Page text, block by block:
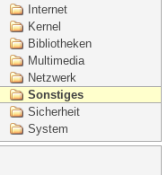
Internet
Kernel
Bibliotheken
Multimedia
Netzwerk
Sonstiges
Sicherheit
System